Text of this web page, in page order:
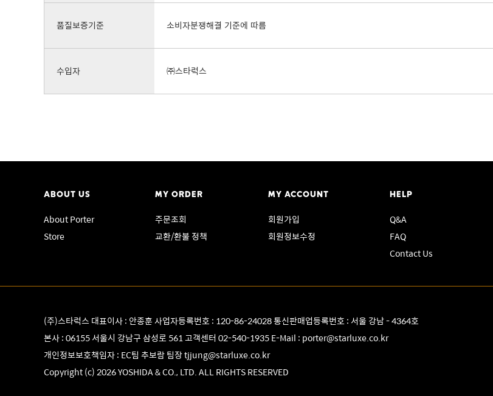
품질보증기준 소비자분쟁해결 기준에 따름
수입자 ㈜스타럭스
ABOUT US
About Porter
Store
MY ORDER
주문조회
교환/환불 정책
MY ACCOUNT
회원가입
회원정보수정
HELP
Q&A
FAQ
Contact Us
(주)스타럭스 대표이사 : 안종훈 사업자등록번호 : 120-86-24028 통신판매업등록번호 : 서울 강남 - 4364호
본사 : 06155 서울시 강남구 삼성로 561 고객센터02-540-1935E-Mail : porter@starluxe.co.kr
개인정보보호책임자 : EC팀 추보람 팀장tjjung@starluxe.co.kr
Copyright (c) 2026 YOSHIDA & CO., LTD. ALL RIGHTS RESERVED